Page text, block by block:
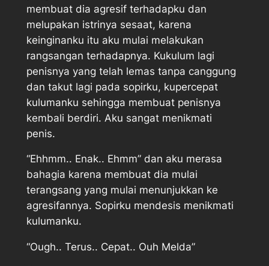
membuat dia agresif terhadapku dan
melupakan istrinya sesaat, karena
keinginanku itu aku mulai melakukan
rangsangan terhadapnya. Kukulum lagi
penisnya yang telah lemas tanpa canggung
dan takut lagi pada sopirku, kupercepat
kulumanku sehingga membuat penisnya
kembali berdiri. Aku sangat menikmati
penis.
“Ehhmm.. Enak.. Ehmm” dan aku merasa
bahagia karena membuat dia mulai
terangsang yang mulai menunjukkan ke
agresifannya. Sopirku mendesis menikmati
kulumanku.
“Ough.. Terus.. Cepat.. Ouh Melda”